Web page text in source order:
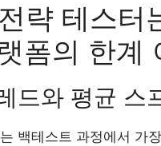
략 테스터
폼의 한계
드와 평균 스
백테스트 과정에서 가